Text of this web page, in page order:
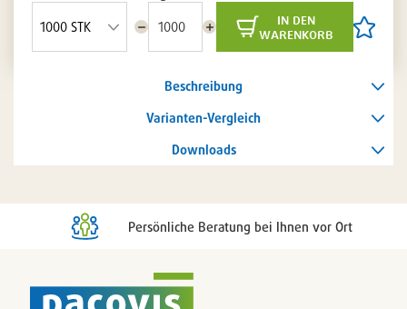
Menge
Menge
in den
warenkorb
Artikel
setzen
Beschreibung
Varianten-Vergleich
Downloads
Persönliche Beratung bei Ihnen vor Ort